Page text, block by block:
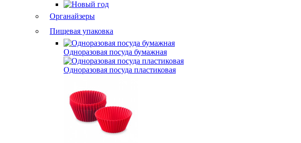
Органайзеры
Пищевая упаковка
Одноразовая посуда бумажная
Одноразовая посуда пластиковая